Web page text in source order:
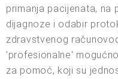
primanja pacijenata, na
dijagnoze i odabir
zdravstvenog
'profesionalne'
za pomoć, koji su